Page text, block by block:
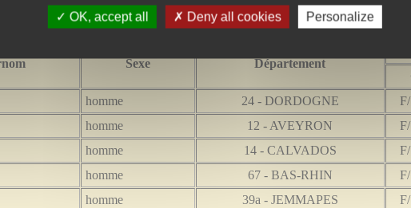
Sexe Département
homme 24 - DORDOGNE
homme 12 - AVEYRON
homme 14 - CALVADOS
homme 67 - BAS-RHIN
homme 39a - JEMMAPES
OK, accept all Deny all cookies Personalize